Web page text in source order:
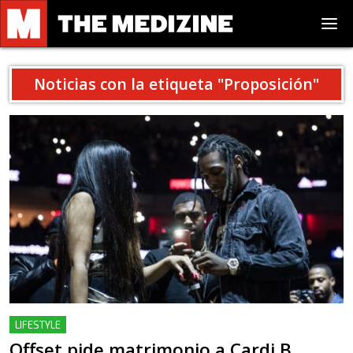
Noticias con la etiqueta "Proposición"
LIFESTYLE